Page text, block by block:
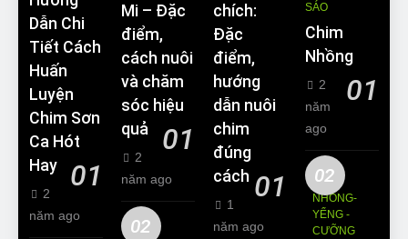
Dẫn Chi
Tiết Cách
Huấn
Luyện
Chim Sơn
Ca Hót
Hay
01
2
năm ago
Mi – Đặc
điểm,
cách nuôi
và chăm
sóc hiệu
quả
01
2
năm ago
02
chích:
Đặc
điểm,
hướng
dẫn nuôi
chim
đúng
cách 01
1
năm ago
SÁO
Chim
Nhồng
01
2
năm
ago
02
NHỒNG-
YỂNG -
CƯỠNG